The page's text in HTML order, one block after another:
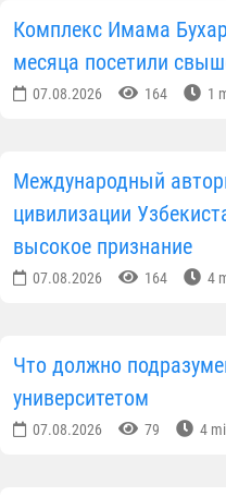
Комплекс Имама
месяца посетили
07.08.2026 164 1
Международный
цивилизации
высокое признание
07.08.2026 164 4
Что должно
университетом
07.08.2026 79 4